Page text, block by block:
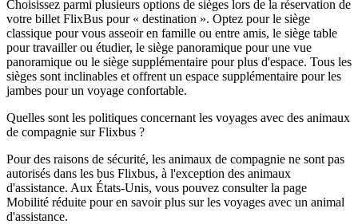
Choisissez parmi plusieurs options de sièges lors de la réservation de
votre billet FlixBus pour « destination ». Optez pour le siège
classique pour vous asseoir en famille ou entre amis, le siège table
pour travailler ou étudier, le siège panoramique pour une vue
panoramique ou le siège supplémentaire pour plus d'espace. Tous les
sièges sont inclinables et offrent un espace supplémentaire pour les
jambes pour un voyage confortable.
Quelles sont les politiques concernant les voyages avec des animaux
de compagnie sur Flixbus ?
Pour des raisons de sécurité, les animaux de compagnie ne sont pas
autorisés dans les bus Flixbus, à l'exception des animaux
d'assistance. Aux États-Unis, vous pouvez consulter la page
Mobilité réduite pour en savoir plus sur les voyages avec un animal
d'assistance.